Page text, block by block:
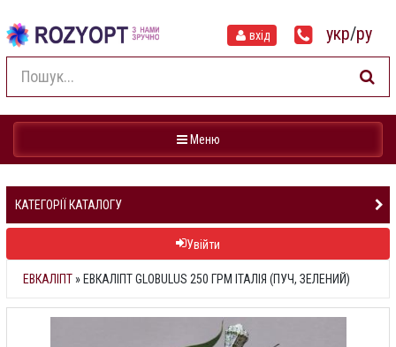
вхід укр/ру
Навігація
Меню
КАТЕГОРІЇ КАТАЛОГУ
Увійти
ЕВКАЛІПТ » ЕВКАЛІПТ GLOBULUS 250 ГРМ ІТАЛІЯ (ПУЧ, ЗЕЛЕНИЙ)